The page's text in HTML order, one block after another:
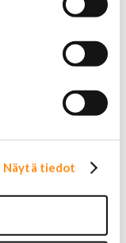
Näytä tiedot